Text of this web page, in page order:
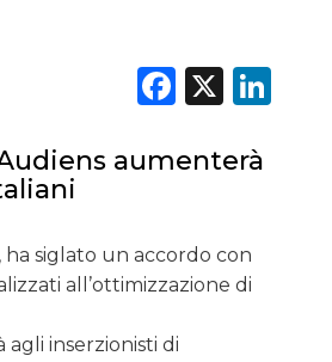
X
aumenterà
siglato un accordo con
all’ottimizzazione di
agli inserzionisti di